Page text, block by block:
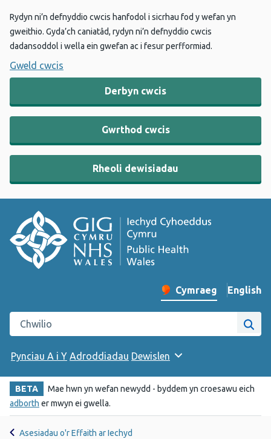
Rydyn ni’n defnyddio cwcis hanfodol i sicrhau fod y wefan yn
gweithio. Gyda’ch caniatâd, rydyn ni’n defnyddio cwcis
dadansoddol i wella ein gwefan ac i fesur perfformiad.
Gweld cwcis
Derbyn cwcis
Gwrthod cwcis
Rheoli dewisiadau
Newid iaith y wefan
Cymraeg English
–
Chwilio gwefan Iechyd Cyhoeddus Cymru
Pynciau A i Y Adroddiadau Dewislen
BETA
Mae hwn yn wefan newydd - byddem yn croesawu eich
adborth er mwyn ei gwella.
Asesiadau o'r Effaith ar Iechyd